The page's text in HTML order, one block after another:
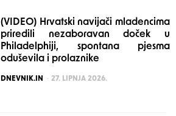
(VIDEO) Hrvatski navijači mladencima
priredili nezaboravan doček u
Philadelphiji, spontana pjesma
oduševila i prolaznike
POSTED
DNEVNIK.IN 27. LIPNJA 2026.